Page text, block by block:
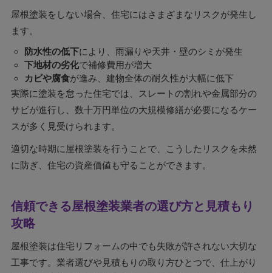
屋根塗装をしない場合、住宅にはさまざまなリスクが発生し
ます。
防水性の低下により、雨漏りや天井・壁のシミが発生
下地材の劣化で補修費用が増大
カビや腐食が進み、建物全体の耐久性が大幅に低下
実際に塗装を怠った住宅では、スレートの割れや金属部分の
サビが進行し、数十万円単位の大規模修繕が必要になるケー
スが多く見受けられます。
適切な時期に屋根塗装を行うことで、こうしたリスクを未然
に防ぎ、住宅の資産価値も守ることができます。
信頼できる屋根塗装業者の選び方と見積もり
攻略
屋根塗装は住宅リフォームの中でも失敗が許されない大切な
工事です。業者選びや見積もりの取り方ひとつで、仕上がり